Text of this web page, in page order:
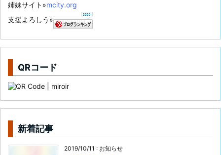
姉妹サイト»mcity.org
支援よろしう»
QRコード
新着記事
2019/10/11 : お知らせ